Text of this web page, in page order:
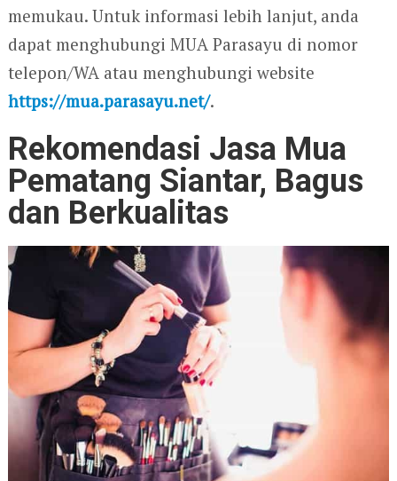
memukau. Untuk informasi lebih lanjut, anda
dapat menghubungi MUA Parasayu di nomor
telepon/WA atau menghubungi website
https://mua.parasayu.net/.
Rekomendasi Jasa Mua
Pematang Siantar, Bagus
dan Berkualitas